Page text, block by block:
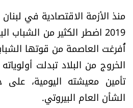
منذ الأزمة الاقتصادية في
2019 اضطر الكثير من الشباب
أُفرغت العاصمة من قوتها
الخروج من البلاد تبدلت
تأمين معيشته اليومية،
الشأن العام البيروتي.